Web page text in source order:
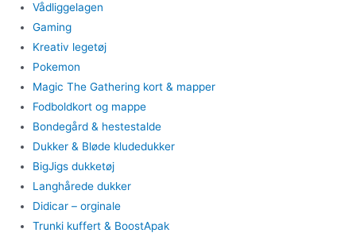
Vådliggelagen
Gaming
Kreativ legetøj
Pokemon
Magic The Gathering kort & mapper
Fodboldkort og mappe
Bondegård & hestestalde
Dukker & Bløde kludedukker
BigJigs dukketøj
Langhårede dukker
Didicar – orginale
Trunki kuffert & BoostApak